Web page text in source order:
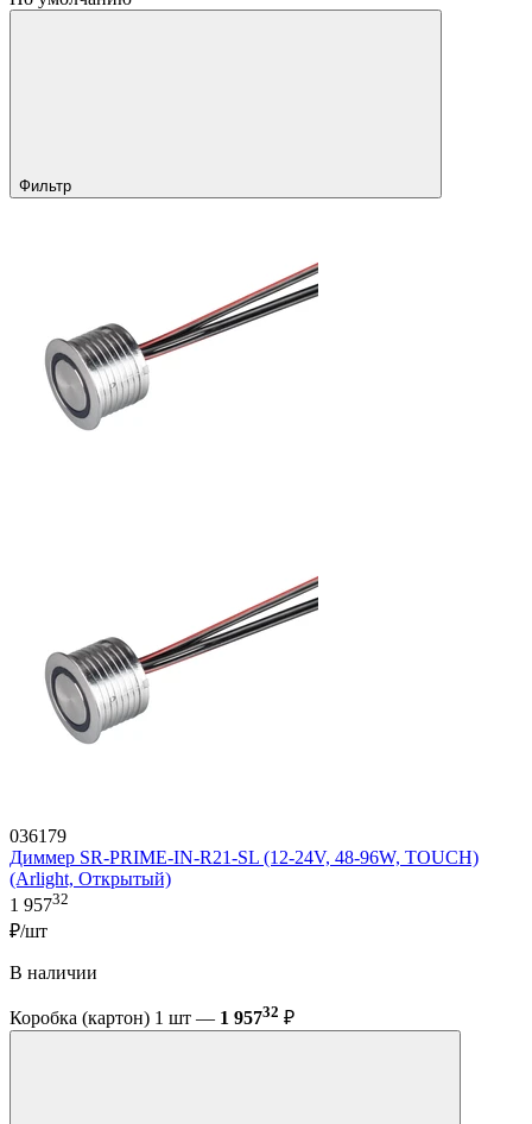
Фильтр
036179
Диммер SR-PRIME-IN-R21-SL (12-24V, 48-96W, TOUCH)
(Arlight, Открытый)
1 95732
₽/шт
В наличии
Коробка (картон) 1 шт — 1 95732 ₽